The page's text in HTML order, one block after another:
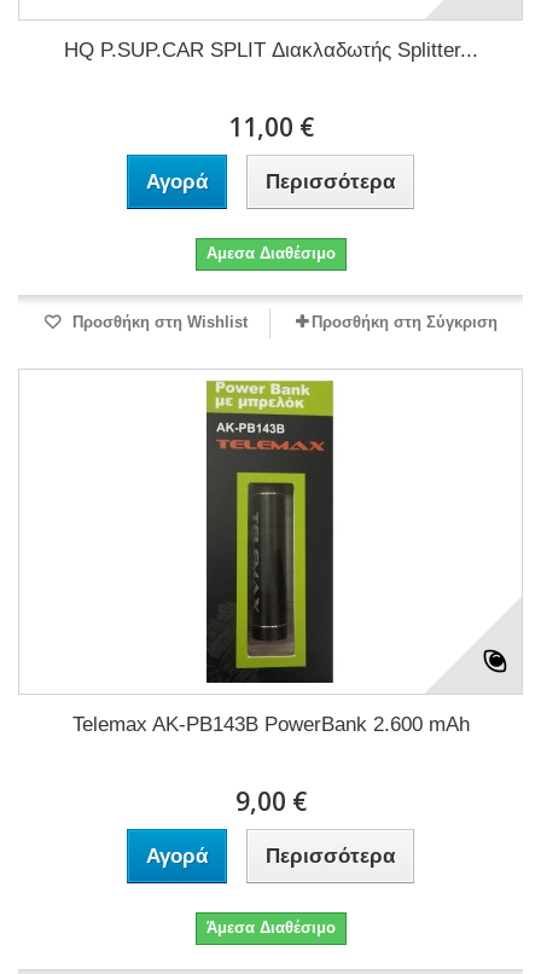
HQ P.SUP.CAR SPLIT Διακλαδωτής Splitter...
11,00 €
Αγορά Περισσότερα
Αμεσα Διαθέσιμο
Προσθήκη στη Wishlist Προσθήκη στη Σύγκριση
Telemax AK-PB143B PowerBank 2.600 mAh
9,00 €
Αγορά Περισσότερα
Άμεσα Διαθέσιμο